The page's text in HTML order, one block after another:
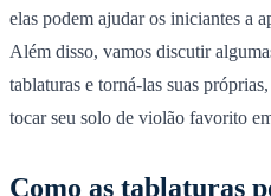
elas podem ajudar os iniciantes a
Além disso, vamos discutir
tablaturas e torná-las suas
tocar seu solo de violão favorito
Como as tablaturas